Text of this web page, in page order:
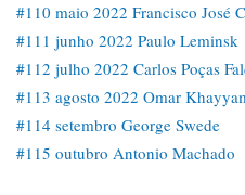
#110 maio 2022 Francisco José
#111 junho 2022 Paulo Leminsk
#112 julho 2022 Carlos Poças
#113 agosto 2022 Omar
#114 setembro George Swede
#115 outubro Antonio Machado